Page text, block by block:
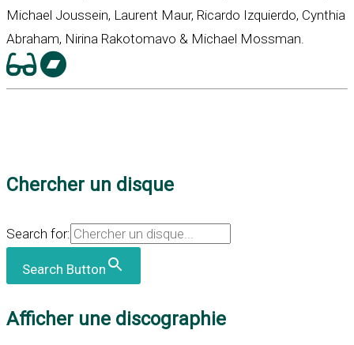
Michael Joussein, Laurent Maur, Ricardo Izquierdo, Cynthia
Abraham, Nirina Rakotomavo & Michael Mossman.
Chercher un disque
Search for:
Search Button
Afficher une discographie